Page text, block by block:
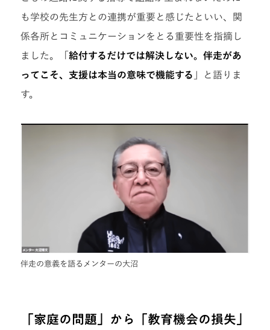
も学校の先生方との連携が重要と感じたといい、関
係各所とコミュニケーションをとる重要性を指摘し
ました。「 給付するだけでは解決しない。伴走があ
ってこそ、支援は本当の意味で機能する 」と語りま
す。
伴走の意義を語るメンターの大沼
「家庭の問題」から「教育機会の損失」